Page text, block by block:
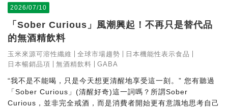
2026/07/10
「Sober Curious」風潮興起！不再只是替代品
的無酒精飲料
玉米來源可溶性纖維 全球市場趨勢
日本機能性表示食品
日本暢銷品項
無酒精飲料 GABA
“我不是不能喝，只是今天想更清醒地享受這一刻。” 您有聽過
「Sober Curious」(清醒好奇)這一詞嗎？所謂Sober
Curious，並非完全戒酒，而是消費者開始更有意識地思考自己